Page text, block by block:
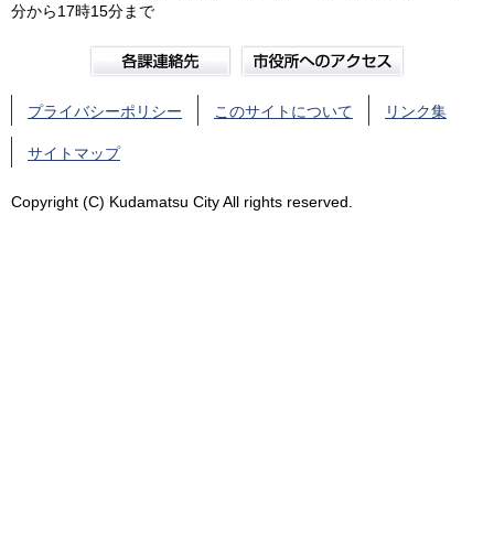
分から17時15分まで
プライバシーポリシー このサイトについて リンク集
サイトマップ
Copyright (C) Kudamatsu City All rights reserved.